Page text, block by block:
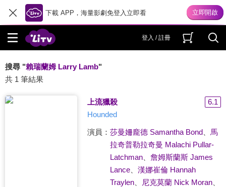
下載 APP，海量影劇免登入立即看
登入 / 註冊
搜尋 "賴瑞蘭姆 Larry Lamb"
共 1 筆結果
上流獵殺
6.1
Hounded
演員： 莎曼姍龐德 Samantha Bond、 馬
拉奇普勒拉奇曼 Malachi Pullar-
Latchman、 詹姆斯蘭斯 James
Lance、 漢娜崔倫 Hannah
Traylen、 尼克莫蘭 Nick Moran、